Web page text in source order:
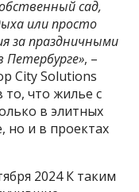
сад,
или просто
за праздничными
, –
City Solutions
что жилье с
в элитных
но и в проектах
2024 К таким